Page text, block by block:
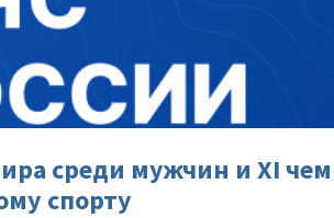
среди мужчин и XI
спорту